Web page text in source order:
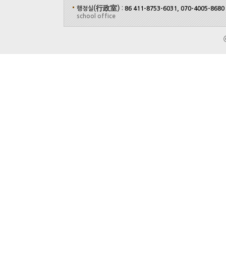
행정실(行政室) : 86 411-8753-6031, 070-4005-8680
school office